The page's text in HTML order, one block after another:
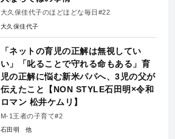
大久保佳代子のほどほどな毎日#22
大久保佳代子
「ネットの育児の正解は無視してい
い」「叱ることで守れる命もある」育
児の正解に悩む新米パパへ、3児の父が
伝えたこと【NON STYLE石田明×令和
ロマン 松井ケムリ】
M-1王者の子育て#2
石田明